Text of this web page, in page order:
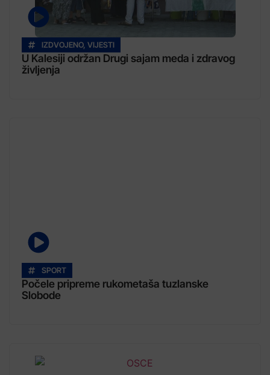
IZDVOJENO, VIJESTI
U Kalesiji održan Drugi sajam meda i zdravog
življenja
SPORT
Počele pripreme rukometaša tuzlanske
Slobode